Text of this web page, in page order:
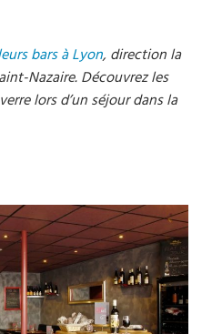
bars à Lyon, direction la
Nazaire. Découvrez les
lors d’un séjour dans la